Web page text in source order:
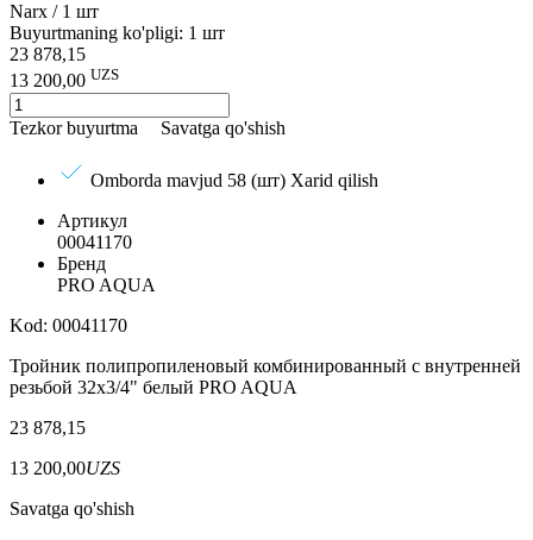
Narx / 1 шт
Buyurtmaning ko'pligi: 1 шт
23 878,15
13 200,00 UZS
Tezkor buyurtma Savatga qo'shish
Omborda mavjud 58 (шт) Xarid qilish
Артикул
00041170
Бренд
PRO AQUA
Kod: 00041170
Тройник полипропиленовый комбинированный с внутренней
резьбой 32х3/4" белый PRO AQUA
23 878,15
13 200,00UZS
Savatga qo'shish